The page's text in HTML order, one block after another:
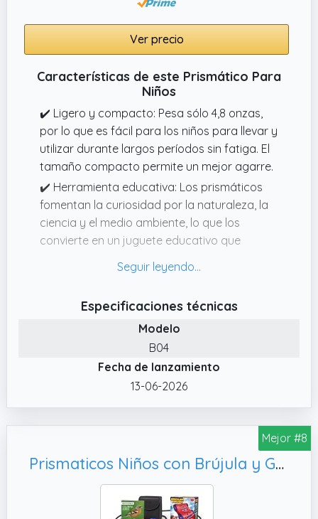
Ver precio
Características de este Prismático Para
Niños
✔️ Ligero y compacto: Pesa sólo 4,8 onzas,
por lo que es fácil para los niños para llevar y
utilizar durante largos períodos sin fatiga. El
tamaño compacto permite un mejor agarre.
✔️ Herramienta educativa: Los prismáticos
fomentan la curiosidad por la naturaleza, la
ciencia y el medio ambiente, lo que los
convierte en un juguete educativo que
niños ver más de su entorno a la vez, por lo
que es más fácil de detectar y seguir objetos
en movimiento como aves o animales.
✔️ Prismáticos para niños: Magníficos
prismáticos para que los niños satisfagan su
curiosidad por el aire libre y la naturaleza,
correas ajustables para el cuello, paño para
limpiar los prismáticos y una bonita caja de
colores. Perfecto para la observación de
aves, camping y exploración al aire libre.
✔️ Juguete perfecto para regalar: tanto si a
Especificaciones técnicas
Modelo
B04
Fecha de lanzamiento
13-06-2026
Mejor #8
Prismaticos Niños con Brújula y Guía de Aves, Regalo Niños 3 4 5 6 7 8 9 Años Cumpleaños Educativos Juegos Exterior Jardin Niño 3-10 Años Brinquedos